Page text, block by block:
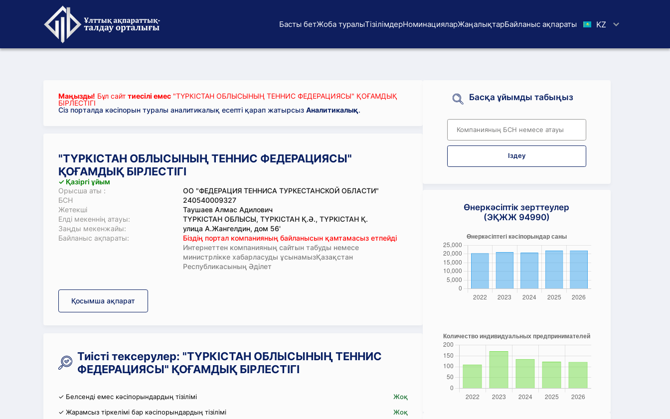
Басты бетЖоба туралыТізілімдерНоминацияларЖаңалықтарБайланыс ақпараты KZ
Маңызды! Бұл сайт тиесілі емес "ТҮРКІСТАН ОБЛЫСЫНЫҢ ТЕННИС ФЕДЕРАЦИЯСЫ" ҚОҒАМДЫҚ
БІРЛЕСТІГІ
Сіз порталда кәсіпорын туралы аналитикалық есепті қарап жатырсыз Аналитикалық.
"ТҮРКІСТАН ОБЛЫСЫНЫҢ ТЕННИС ФЕДЕРАЦИЯСЫ"
ҚОҒАМДЫҚ БІРЛЕСТІГІ
✓ Қазіргі ұйым
Орысша аты :
ОО "ФЕДЕРАЦИЯ ТЕННИСА ТУРКЕСТАНСКОЙ ОБЛАСТИ"
БСН
240540009327
Жетекші
Таушаев Алмас Адилович
Елді мекеннің атауы:
ТҮРКІСТАН ОБЛЫСЫ, ТҮРКІСТАН Қ.Ә., ТҮРКІСТАН Қ.
Заңды мекенжайы:
улица А.Жангелдин, дом 56'
Байланыс ақпараты:
Біздің портал компанияның байланысын қамтамасыз етпейді
Интернеттен компанияның сайтын табуды немесе
министрлікке хабарласуды ұсынамызҚазақстан
Республикасының Әділет
Қосымша ақпарат
Тиісті тексерулер: "ТҮРКІСТАН ОБЛЫСЫНЫҢ ТЕННИС
ФЕДЕРАЦИЯСЫ" ҚОҒАМДЫҚ БІРЛЕСТІГІ
✓ Белсенді емес кәсіпорындардың тізілімі
Жоқ
✓ Жарамсыз тіркелімі бар кәсіпорындардың тізілімі
Жоқ
Басқа ұйымды табыңыз
Іздеу
Өнеркәсіптік зерттеулер
(ЭҚЖЖ 94990)